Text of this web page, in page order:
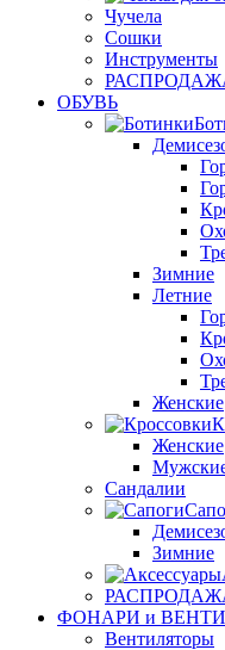
Чучела
Сошки
Инструменты
ОБУВЬ
Зимние
Летние
Женские
Женские
Сандалии
Зимние
ФОНАРИ и
Вентиляторы